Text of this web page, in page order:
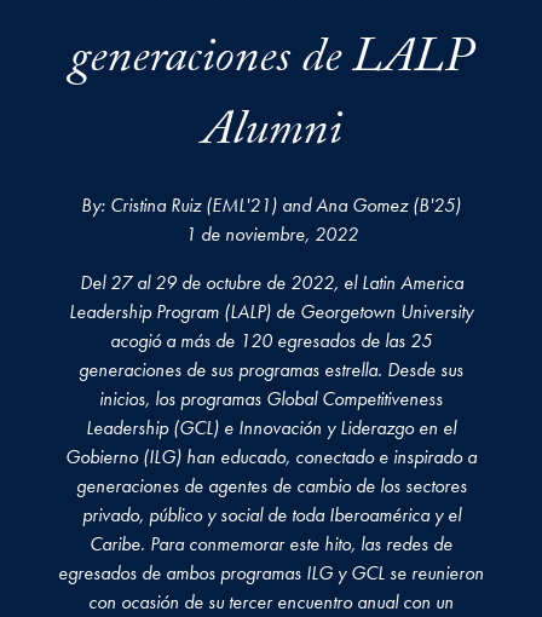
generaciones de LALP
Alumni
By: Cristina Ruiz (EML'21) and Ana Gomez (B'25)
1 de noviembre, 2022
Del 27 al 29 de octubre de 2022, el Latin America
Leadership Program (LALP) de Georgetown University
acogió a más de 120 egresados de las 25
generaciones de sus programas estrella. Desde sus
inicios, los programas Global Competitiveness
Leadership (GCL) e Innovación y Liderazgo en el
Gobierno (ILG) han educado, conectado e inspirado a
generaciones de agentes de cambio de los sectores
privado, público y social de toda Iberoamérica y el
Caribe. Para conmemorar este hito, las redes de
egresados de ambos programas ILG y GCL se reunieron
con ocasión de su tercer encuentro anual con un